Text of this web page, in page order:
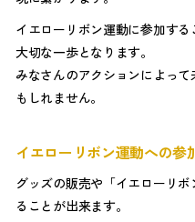
イエローリボン運動に参加す
大切な一歩となります。
みなさんのアクションによっ
もしれません。
イエローリボン運動への参
グッズの販売や「イエローリ
ることが出来ます。